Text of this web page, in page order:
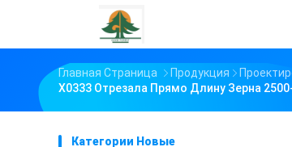
Главная Страница Продукция
X0333 Отрезала Прямо Длину Зерна
Категории Новые